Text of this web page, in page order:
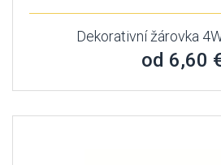
Dekorativní žárovka
od 6,60